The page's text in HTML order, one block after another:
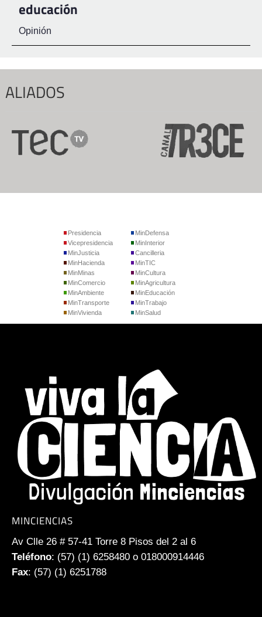
educación
Opinión
ALIADOS
Presidencia
Vicepresidencia
MinJusticia
MinDefensa
MinInterior
Cancilleria
MinHacienda
MinMinas
MinComercio
MinTIC
MinCultura
MinAgricultura
MinAmbiente
MinTransporte
MinVivienda
MinEducación
MinTrabajo
MinSalud
MINCIENCIAS
Av Clle 26 # 57-41 Torre 8 Pisos del 2 al 6
Teléfono: (57) (1) 6258480 o 018000914446
Fax: (57) (1) 6251788